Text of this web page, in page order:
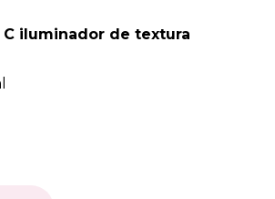
iluminador de textura